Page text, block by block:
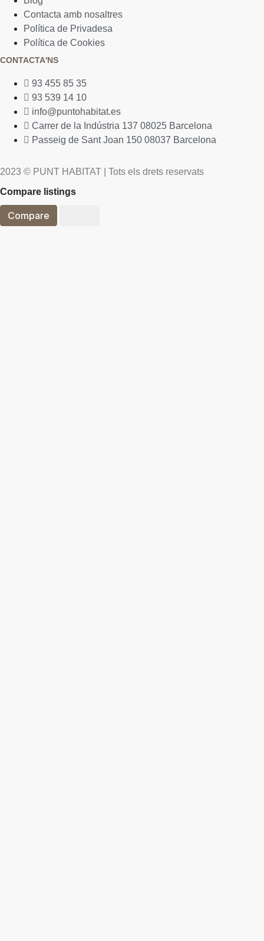
Contacta amb nosaltres
Política de Privadesa
Política de Cookies
CONTACTA'NS
93 455 85 35
93 539 14 10
info@puntohabitat.es
Carrer de la Indústria 137 08025 Barcelona
Passeig de Sant Joan 150 08037 Barcelona
2023 © PUNT HABITAT | Tots els drets reservats
Compare listings
Compare